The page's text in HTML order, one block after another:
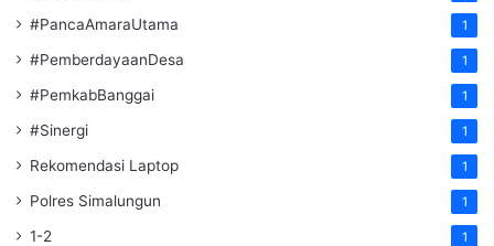
#PancaAmaraUtama 1
#PemberdayaanDesa 1
#PemkabBanggai 1
#Sinergi 1
Rekomendasi Laptop 1
Polres Simalungun 1
1-2 1